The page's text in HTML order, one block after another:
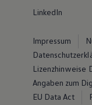
LinkedIn
Impressum
Lizenzhinweise
Angaben zum
EU Data Act